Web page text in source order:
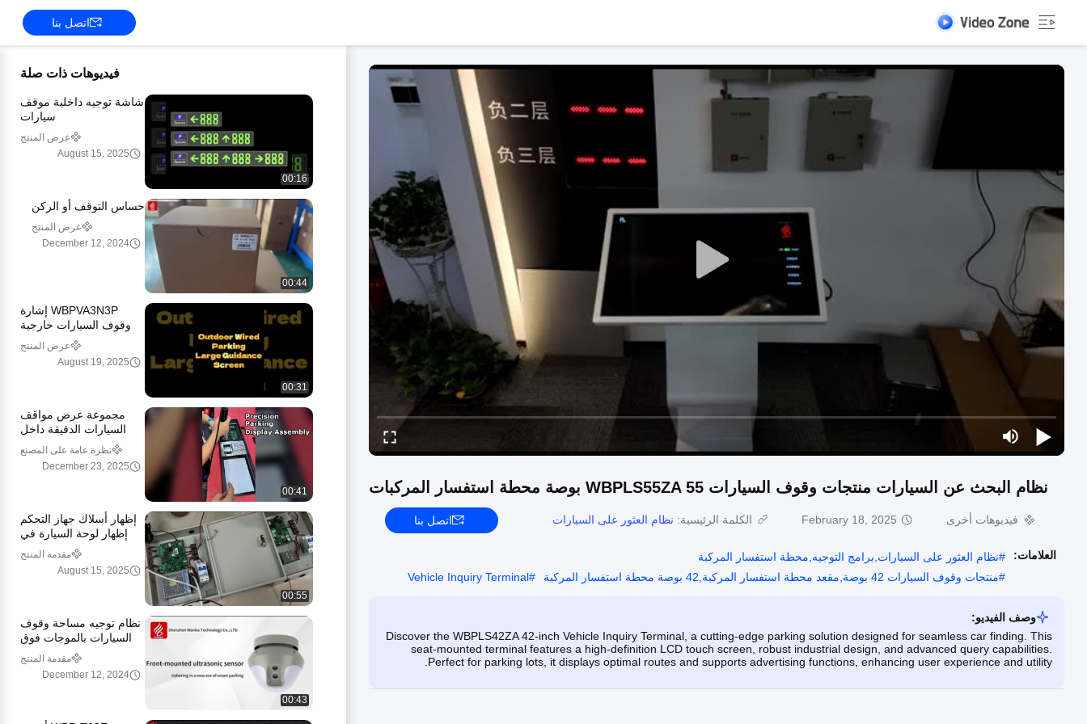
اتصل بنا
نظام البحث عن السيارات منتجات وقوف السيارات WBPLS55ZA 55 بوصة محطة استفسار المركبات
فيديوهات أخرى February 18, 2025 الكلمة الرئيسية: نظام العثور على السيارات اتصل بنا
العلامات: #نظام العثور على السيارات,برامج التوجيه,محطة استفسار المركبة
#منتجات وقوف السيارات 42 بوصة,مقعد محطة استفسار المركبة,42 بوصة محطة استفسار المركبة #
Vehicle Inquiry Terminal
وصف الفيديو:
Discover the WBPLS42ZA 42-inch Vehicle Inquiry Terminal, a cutting-edge parking solution designed for seamless car finding. This
seat-mounted terminal features a high-definition LCD touch screen, robust industrial design, and advanced query capabilities.
Perfect for parking lots, it displays optimal routes and supports advertising functions, enhancing user experience and utility.
فيديوهات ذات صلة
00:16
شاشة توجيه داخلية موقف
سيارات
عرض المنتج
August 15, 2025
00:44
حساس التوقف أو الركن
عرض المنتج
December 12, 2024
00:31
WBPVA3N3P إشارة
وقوف السيارات خارجية
وقوف السيارات شاشة
توجيه كبيرة OEM ODM
عرض المنتج
August 19, 2025
00:41
مجموعة عرض مواقف
السيارات الدقيقة داخل
مصنعنا
نظرة عامة على المصنع
December 23, 2025
00:55
إظهار أسلاك جهاز التحكم
إظهار لوحة السيارة في
الوقت الحقيقي
مقدمة المنتج
August 15, 2025
00:43
نظام توجيه مساحة وقوف
السيارات بالموجات فوق
الصوتية المثبتة الأمامية
مقدمة المنتج
December 12, 2024